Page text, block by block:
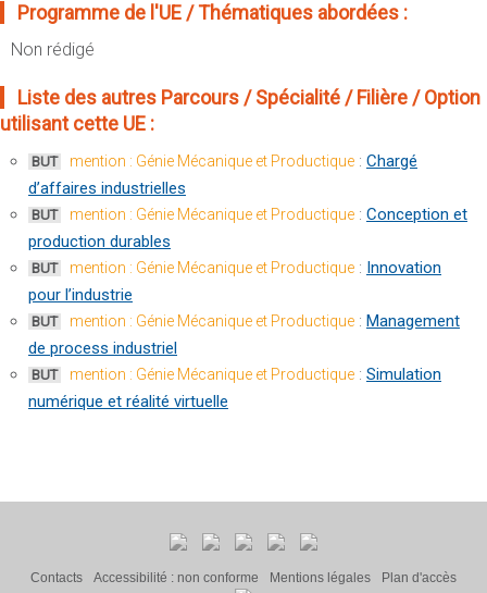
Programme de l'UE / Thématiques abordées :
Non rédigé
Liste des autres Parcours / Spécialité / Filière / Option
utilisant cette UE :
BUT mention : Génie Mécanique et Productique : Chargé
d’affaires industrielles
BUT mention : Génie Mécanique et Productique : Conception et
production durables
BUT mention : Génie Mécanique et Productique : Innovation
pour l’industrie
BUT mention : Génie Mécanique et Productique : Management
de process industriel
BUT mention : Génie Mécanique et Productique : Simulation
numérique et réalité virtuelle
Contacts Accessibilité : non conforme Mentions légales Plan d'accès